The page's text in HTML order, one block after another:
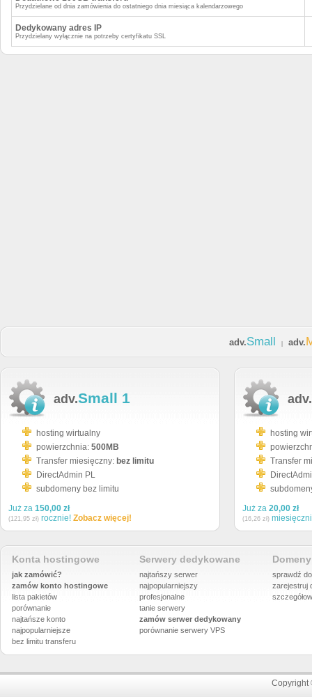
Przydzielane od dnia zamówienia do ostatniego dnia miesiąca kalendarzowego
Dedykowany adres IP
Przydzielany wyłącznie na potrzeby certyfikatu SSL
adv.Small adv.
adv.Small 1
hosting wirtualny
powierzchnia: 500MB
Transfer miesięczny: bez limitu
DirectAdmin PL
subdomeny bez limitu
Już za 150,00 zł
(121,95 zł) rocznie! Zobacz więcej!
adv.
hosting
Transfer
Już za 20,00 zł
(16,26 zł)
Konta hostingowe
jak zamówić?
zamów konto hostingowe
lista pakietów
porównanie
najtańsze konto
najpopularniejsze
bez limitu transferu
Serwery dedykowane
najtańszy serwer
najpopularniejszy
profesjonalne
tanie serwery
zamów serwer dedykowany
porównanie serwery VPS
sprawdź
zarejestruj
Copyright